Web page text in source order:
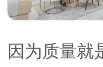
因为质量就